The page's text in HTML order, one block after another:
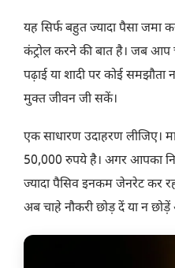
यह सिर्फ बहुत ज्यादा पैसा जमा
कंट्रोल करने की बात है। जब आप
पढ़ाई या शादी पर कोई
मुक्त जीवन जी सकें।
एक साधारण उदाहरण लीजिए।
50,000 रुपये है। अगर आपका
ज्यादा पैसिव इनकम जेनरेट कर
अब चाहे नौकरी छोड़ दें या न छोड़ें